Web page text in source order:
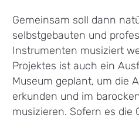
Gemeinsam soll dann
selbstgebauten und
Instrumenten musiziert
Projektes ist auch ein
Museum geplant, um die
erkunden und im
musizieren. Sofern es die